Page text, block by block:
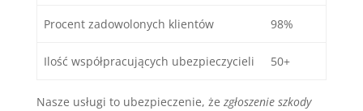
Procent zadowolonych klientów 98%
Ilość współpracujących ubezpieczycieli 50+
Nasze usługi to ubezpieczenie, że zgłoszenie szkody